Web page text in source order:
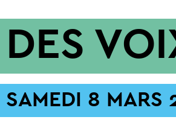
DES
SAMEDI 8 MARS